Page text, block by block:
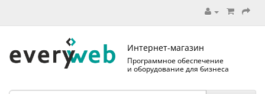
Интернет-магазин
Программное обеспечение
и оборудование для бизнеса